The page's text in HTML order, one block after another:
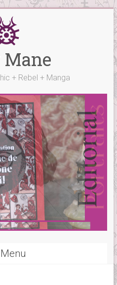
+ Rebel + Manga
Menu